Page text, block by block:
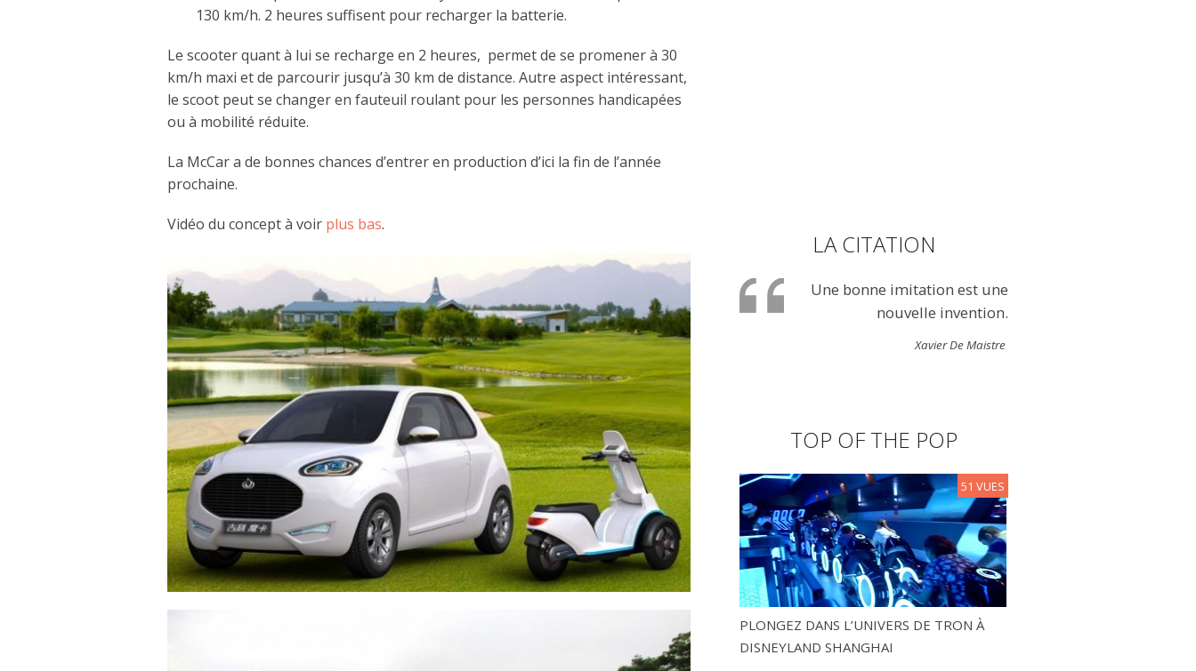
130 km/h. 2 heures suffisent pour recharger la batterie.
Le scooter quant à lui se recharge en 2 heures, permet de se promener à 30
km/h maxi et de parcourir jusqu’à 30 km de distance. Autre aspect intéressant,
le scoot peut se changer en fauteuil roulant pour les personnes handicapées
ou à mobilité réduite.
La McCar a de bonnes chances d’entrer en production d’ici la fin de l’année
prochaine.
Vidéo du concept à voir plus bas.
LA CITATION
Une bonne imitation est une
nouvelle invention.
Xavier De Maistre
TOP OF THE POP
PLONGEZ DANS L’UNIVERS DE TRON À
DISNEYLAND SHANGHAI
51 VUES